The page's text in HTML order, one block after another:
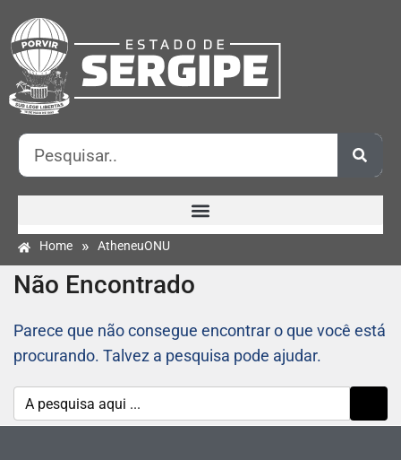
Home » AtheneuONU
Não Encontrado
Parece que não consegue encontrar o que você está
procurando. Talvez a pesquisa pode ajudar.